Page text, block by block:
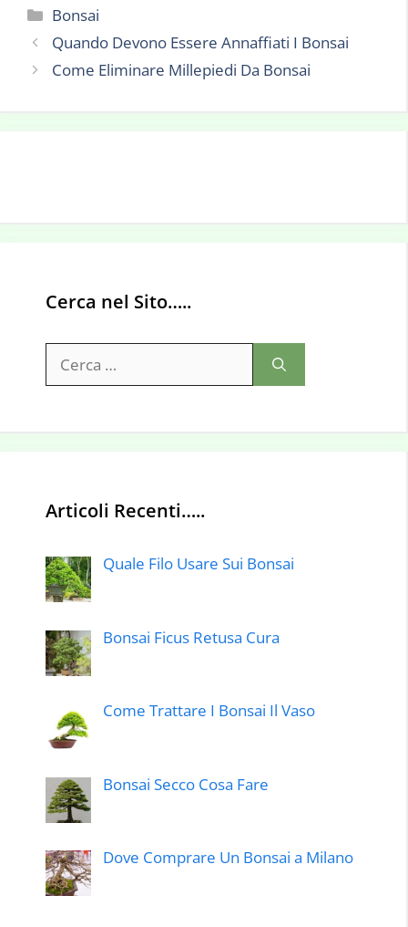
Categorie
Bonsai
Quando Devono Essere Annaffiati I Bonsai
Come Eliminare Millepiedi Da Bonsai
Cerca nel Sito…..
per:
Articoli Recenti…..
Quale Filo Usare Sui Bonsai
Bonsai Ficus Retusa Cura
Come Trattare I Bonsai Il Vaso
Bonsai Secco Cosa Fare
Dove Comprare Un Bonsai a Milano